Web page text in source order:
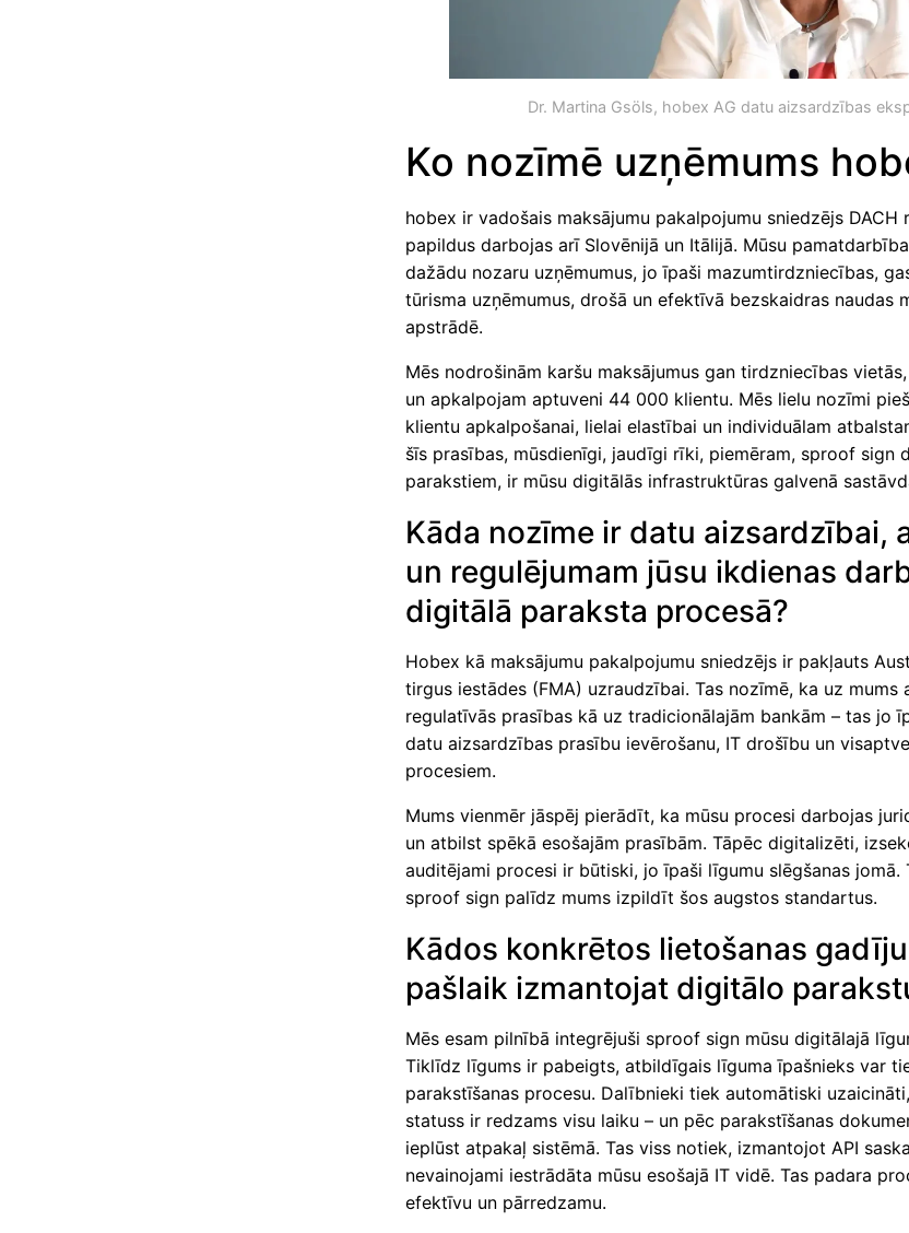
Dr. Martina Gsöls, hobex AG datu aizsardzības
Ko nozīmē uzņēmums
hobex ir vadošais maksājumu pakalpojumu sniedzējs DACH
papildus darbojas arī Slovēnijā un Itālijā. Mūsu
dažādu nozaru uzņēmumus, jo īpaši mazumtirdzniecības,
tūrisma uzņēmumus, drošā un efektīvā bezskaidras naudas
apstrādē.
Mēs nodrošinām karšu maksājumus gan tirdzniecības
un apkalpojam aptuveni 44 000 klientu. Mēs lielu nozīmi
klientu apkalpošanai, lielai elastībai un individuālam
šīs prasības, mūsdienīgi, jaudīgi rīki, piemēram, sproof sign
parakstiem, ir mūsu digitālās infrastruktūras galvenā
Kāda nozīme ir datu aizsardzībai,
un regulējumam jūsu ikdienas
digitālā paraksta procesā?
Hobex kā maksājumu pakalpojumu sniedzējs ir pakļauts
tirgus iestādes (FMA) uzraudzībai. Tas nozīmē, ka uz mums
regulatīvās prasības kā uz tradicionālajām bankām – tas jo
datu aizsardzības prasību ievērošanu, IT drošību un
procesiem.
Mums vienmēr jāspēj pierādīt, ka mūsu procesi darbojas
un atbilst spēkā esošajām prasībām. Tāpēc digitalizēti,
auditējami procesi ir būtiski, jo īpaši līgumu slēgšanas jomā.
sproof sign palīdz mums izpildīt šos augstos standartus.
Kādos konkrētos lietošanas
pašlaik izmantojat digitālo
Mēs esam pilnībā integrējuši sproof sign mūsu digitālajā
Tiklīdz līgums ir pabeigts, atbildīgais līguma īpašnieks var
parakstīšanas procesu. Dalībnieki tiek automātiski
statuss ir redzams visu laiku – un pēc parakstīšanas
ieplūst atpakaļ sistēmā. Tas viss notiek, izmantojot API
nevainojami iestrādāta mūsu esošajā IT vidē. Tas padara
efektīvu un pārredzamu.